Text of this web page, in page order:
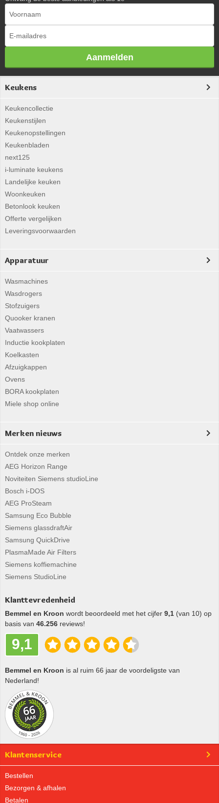
Aanmelden
Keukens
Keukencollectie
Keukenstijlen
Keukenopstellingen
Keukenbladen
next125
i-luminate keukens
Landelijke keuken
Woonkeuken
Betonlook keuken
Offerte vergelijken
Leveringsvoorwaarden
Apparatuur
Wasmachines
Wasdrogers
Stofzuigers
Quooker kranen
Vaatwassers
Inductie kookplaten
Koelkasten
Afzuigkappen
Ovens
BORA kookplaten
Miele shop online
Merken nieuws
Ontdek onze merken
AEG Horizon Range
Noviteiten Siemens studioLine
Bosch i-DOS
AEG ProSteam
Samsung Eco Bubble
Siemens glassdraftAir
Samsung QuickDrive
PlasmaMade Air Filters
Siemens koffiemachine
Siemens StudioLine
Klanttevredenheid
Bemmel en Kroon wordt beoordeeld met het cijfer 9,1 (van 10) op
basis van 46.256 reviews!
9,1
Bemmel en Kroon is al ruim 66 jaar de voordeligste van
Nederland!
Klantenservice
Bestellen
Bezorgen & afhalen
Betalen